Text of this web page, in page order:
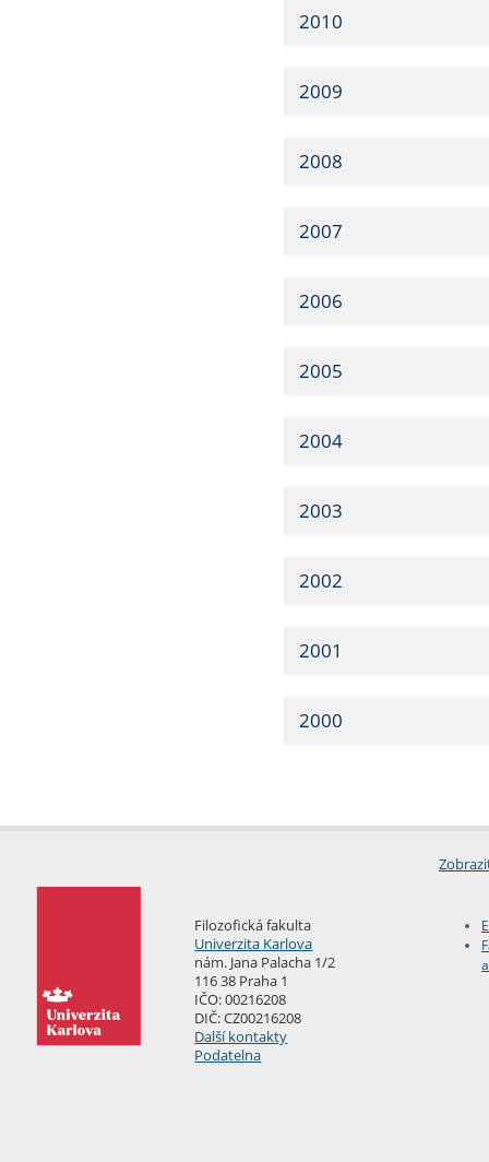
2010
2009
2008
2007
2006
2005
2004
2003
2002
2001
2000
Filozofická fakulta
Univerzita Karlova
nám. Jana Palacha 1/2
116 38 Praha 1
IČO: 00216208
DIČ: CZ00216208
Další kontakty
Podatelna